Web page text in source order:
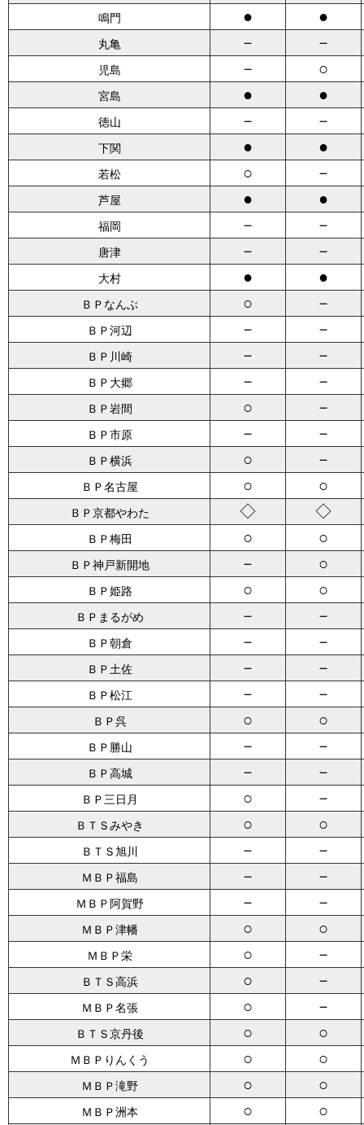
鳴門 ● ●
丸亀 － －
児島 － ○
宮島 ● ●
徳山 － －
下関 ● ●
若松 ○ －
芦屋 ● ●
福岡 － －
唐津 － －
大村 ● ●
ＢＰなんぶ ○ －
ＢＰ河辺 － －
ＢＰ川崎 － －
ＢＰ大郷 － －
ＢＰ岩間 ○ －
ＢＰ市原 － －
ＢＰ横浜 ○ －
ＢＰ名古屋 ○ ○
ＢＰ京都やわた ◇ ◇
ＢＰ梅田 ○ ○
ＢＰ神戸新開地 － ○
ＢＰ姫路 ○ ○
ＢＰまるがめ － －
ＢＰ朝倉 － －
ＢＰ土佐 － －
ＢＰ松江 － －
ＢＰ呉 ○ ○
ＢＰ勝山 － －
ＢＰ高城 － －
ＢＰ三日月 ○ －
ＢＴＳみやき ○ ○
ＢＴＳ旭川 － －
ＭＢＰ福島 － －
ＭＢＰ阿賀野 － －
ＭＢＰ津幡 ○ ○
ＭＢＰ栄 ○ －
ＢＴＳ高浜 ○ －
ＭＢＰ名張 ○ －
ＢＴＳ京丹後 ○ ○
ＭＢＰりんくう ○ ○
ＭＢＰ滝野 ○ ○
ＭＢＰ洲本 ○ ○